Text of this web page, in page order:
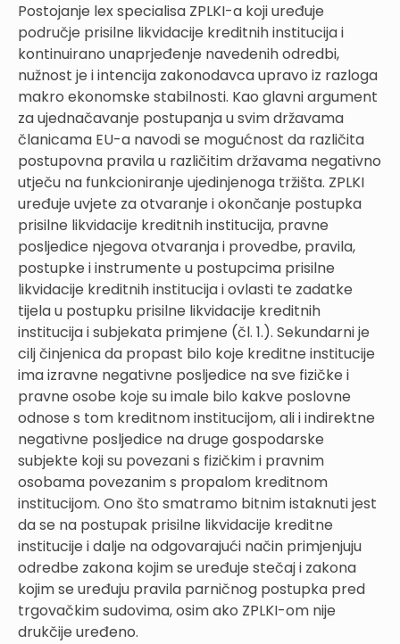
Postojanje lex specialisa ZPLKI-a koji uređuje
područje prisilne likvidacije kreditnih institucija i
kontinuirano unaprjeđenje navedenih odredbi,
nužnost je i intencija zakonodavca upravo iz razloga
makro ekonomske stabilnosti. Kao glavni argument
za ujednačavanje postupanja u svim državama
članicama EU-a navodi se mogućnost da različita
postupovna pravila u različitim državama negativno
utječu na funkcioniranje ujedinjenoga tržišta. ZPLKI
uređuje uvjete za otvaranje i okončanje postupka
prisilne likvidacije kreditnih institucija, pravne
posljedice njegova otvaranja i provedbe, pravila,
postupke i instrumente u postupcima prisilne
likvidacije kreditnih institucija i ovlasti te zadatke
tijela u postupku prisilne likvidacije kreditnih
institucija i subjekata primjene (čl. 1.). Sekundarni je
cilj činjenica da propast bilo koje kreditne institucije
ima izravne negativne posljedice na sve fizičke i
pravne osobe koje su imale bilo kakve poslovne
odnose s tom kreditnom institucijom, ali i indirektne
negativne posljedice na druge gospodarske
subjekte koji su povezani s fizičkim i pravnim
osobama povezanim s propalom kreditnom
institucijom. Ono što smatramo bitnim istaknuti jest
da se na postupak prisilne likvidacije kreditne
institucije i dalje na odgovarajući način primjenjuju
odredbe zakona kojim se uređuje stečaj i zakona
kojim se uređuju pravila parničnog postupka pred
trgovačkim sudovima, osim ako ZPLKI-om nije
drukčije uređeno.